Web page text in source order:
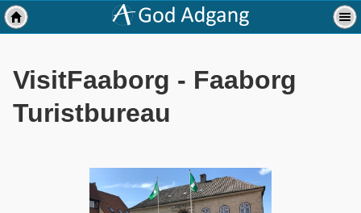
VisitFaaborg - Faaborg
Turistbureau